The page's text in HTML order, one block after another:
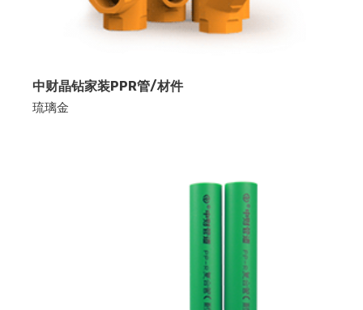
中财晶钻家装PPR管/材件
琉璃金